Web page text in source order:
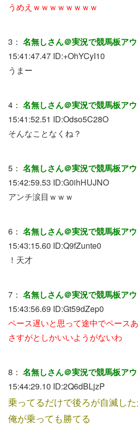
うめえｗｗｗｗｗｗｗｗ
3： 名無しさん＠実況で競馬板ア
15:41:47.47 ID:+OhYCyI10
うまー
4： 名無しさん＠実況で競馬板ア
15:41:52.51 ID:Odso5C28O
そんなことなくね？
5： 名無しさん＠実況で競馬板ア
15:42:59.53 ID:G0ihHUJNO
アンチ涙目ｗｗｗ
6： 名無しさん＠実況で競馬板ア
15:43:15.60 ID:Q9fZunte0
！天才
7： 名無しさん＠実況で競馬板ア
15:43:56.69 ID:Gt59dZep0
ペース遅いと思って途中でペース
さすがとしかいいようがないわ
8： 名無しさん＠実況で競馬板ア
15:44:29.10 ID:2Q6dBLjzP
乗ってるだけで後ろが自滅し
俺が乗っても勝てる